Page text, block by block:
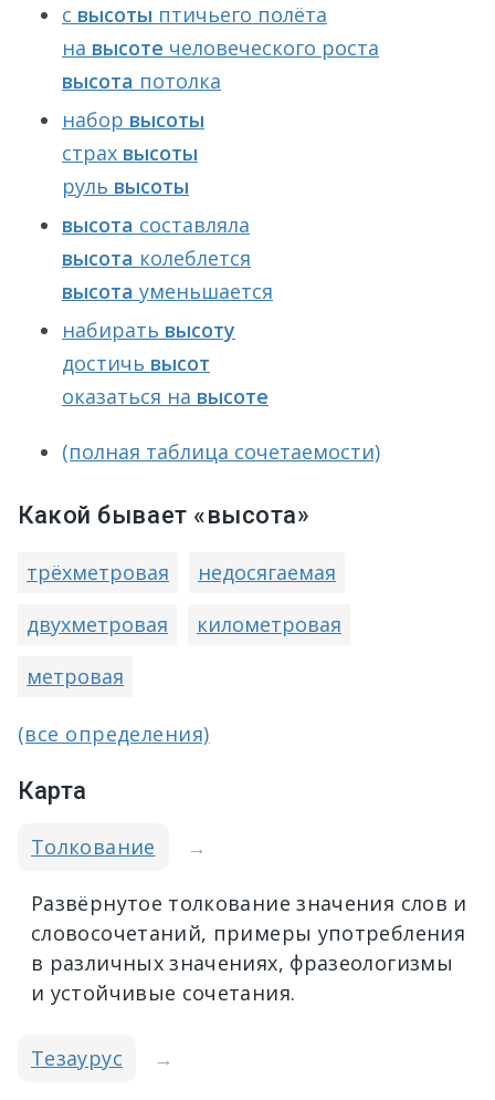
с высоты птичьего полёта
на высоте человеческого роста
высота потолка
набор высоты
страх высоты
руль высоты
высота составляла
высота колеблется
высота уменьшается
набирать высоту
достичь высот
оказаться на высоте
(полная таблица сочетаемости)
Какой бывает «высота»
трёхметровая
недосягаемая
двухметровая
километровая
метровая
(все определения)
Карта
Толкование →
Развёрнутое толкование значения слов и
словосочетаний, примеры употребления
в различных значениях, фразеологизмы
и устойчивые сочетания.
Тезаурус →